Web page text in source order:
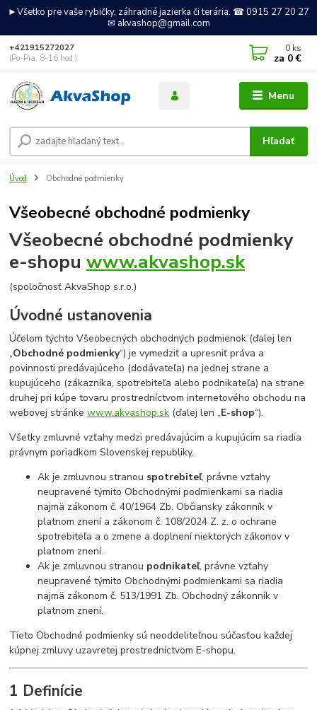
►Všetko pre vaše rybičky, záhradné jazierka či terária. ☎ 0915 27 20 27
✉ akvashop@gmail.com
Menu
Hľadať
+421915272027
(Po-Pia, 8-16 hod.)
0 ks
za 0 €
Úvod Obchodné podmienky
Všeobecné obchodné podmienky
Všeobecné obchodné podmienky
e-shopuwww.akvashop.sk
(spoločnosť AkvaShop s.r.o.)
Úvodné ustanovenia
Účelom týchto Všeobecných obchodných podmienok (ďalej len
„Obchodné podmienky“) je vymedziť a upresniť práva a
povinnosti predávajúceho (dodávateľa) na jednej strane a
kupujúceho (zákazníka, spotrebiteľa alebo podnikateľa) na strane
druhej pri kúpe tovaru prostredníctvom internetového obchodu na
webovej stránkewww.akvashop.sk (ďalej len „E-shop“).
Všetky zmluvné vzťahy medzi predávajúcim a kupujúcim sa riadia
právnym poriadkom Slovenskej republiky.
Ak je zmluvnou stranou spotrebiteľ, právne vzťahy
neupravené týmito Obchodnými podmienkami sa riadia
najmä zákonom č. 40/1964 Zb. Občiansky zákonník v
platnom znení a zákonom č. 108/2024 Z. z. o ochrane
spotrebiteľa a o zmene a doplnení niektorých zákonov v
platnom znení.
Ak je zmluvnou stranou podnikateľ, právne vzťahy
neupravené týmito Obchodnými podmienkami sa riadia
najmä zákonom č. 513/1991 Zb. Obchodný zákonník v
platnom znení.
Tieto Obchodné podmienky sú neoddeliteľnou súčasťou každej
kúpnej zmluvy uzavretej prostredníctvom E-shopu.
1 Definície